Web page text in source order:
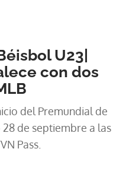
U23|
con dos
del Premundial de
de septiembre a las
Pass.